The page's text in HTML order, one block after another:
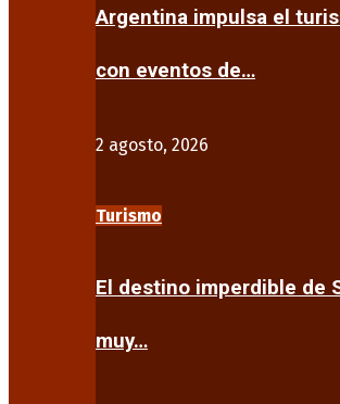
Argentina impulsa el
con eventos de…
2 agosto, 2026
Turismo
El destino imperdible de
muy…